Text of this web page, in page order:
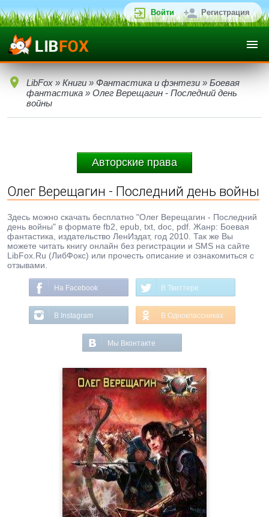
Войти Регистрация
LibFox » Книги » Фантастика и фэнтези » Боевая
фантастика » Олег Верещагин - Последний день
войны
Авторские права
Олег Верещагин - Последний день войны
Здесь можно скачать бесплатно "Олег Верещагин - Последний
день войны" в формате fb2, epub, txt, doc, pdf. Жанр: Боевая
фантастика, издательство ЛенИздат, год 2010. Так же Вы
можете читать книгу онлайн без регистрации и SMS на сайте
LibFox.Ru (ЛибФокс) или прочесть описание и ознакомиться с
отзывами.
На Facebook В Твиттере
В Instagram В Одноклассниках
Мы Вконтакте